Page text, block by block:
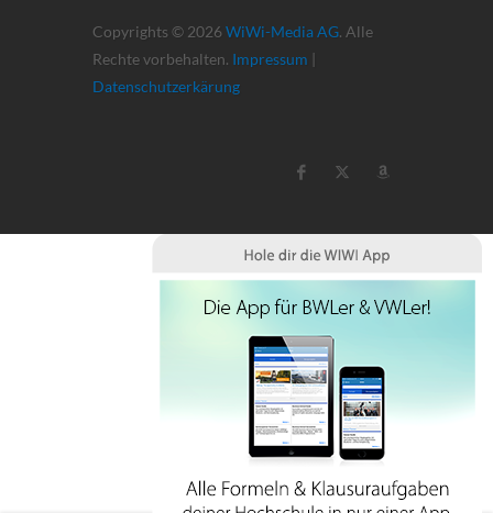
Copyrights © 2026 WiWi-Media AG. Alle
Rechte vorbehalten. Impressum |
Datenschutzerkärung